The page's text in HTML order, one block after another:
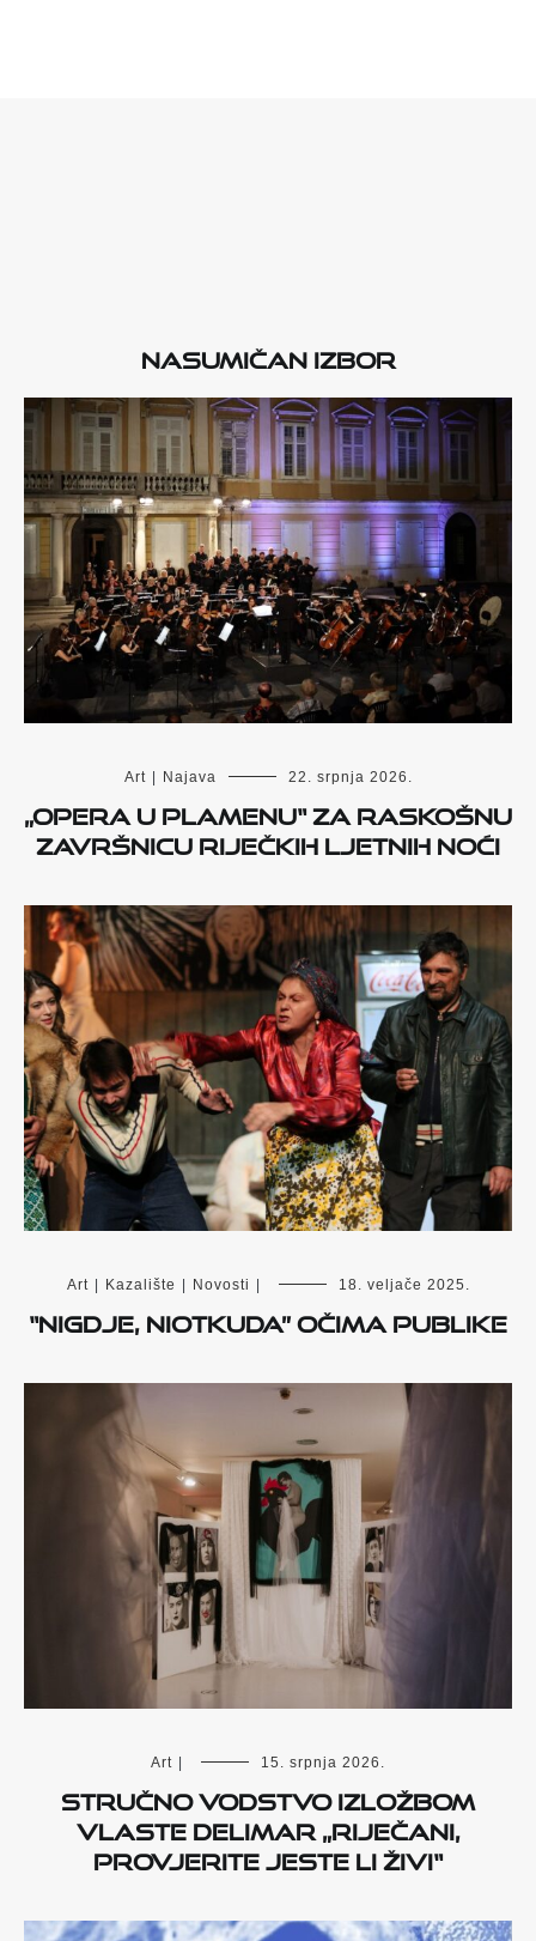
Nasumičan izbor
Art Najava 22. srpnja 2026.
„Opera u plamenu“ za raskošnu
završnicu Riječkih ljetnih noći
Art Kazalište Novosti 18. veljače 2025.
“Nigdje, niotkuda” očima publike
Art 15. srpnja 2026.
Stručno vodstvo izložbom
Vlaste Delimar „Riječani,
provjerite jeste li živi“